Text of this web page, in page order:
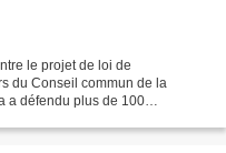
le projet de loi de
du Conseil commun de la
a défendu plus de 100